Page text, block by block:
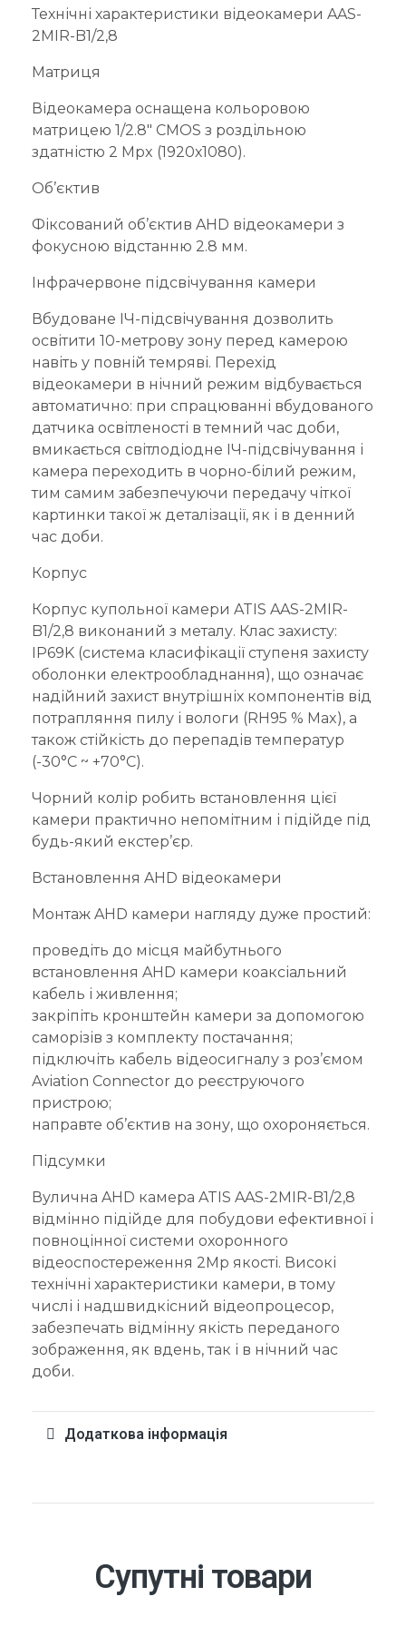
Технічні характеристики відеокамери AAS-
2MIR-B1/2,8
Матриця
Відеокамера оснащена кольоровою
матрицею 1/2.8″ CMOS з роздільною
здатністю 2 Mpx (1920х1080).
Об’єктив
Фіксований об’єктив AHD відеокамери з
фокусною відстанню 2.8 мм.
Інфрачервоне підсвічування камери
Вбудоване ІЧ-підсвічування дозволить
освітити 10-метрову зону перед камерою
навіть у повній темряві. Перехід
відеокамери в нічний режим відбувається
автоматично: при спрацюванні вбудованого
датчика освітленості в темний час доби,
вмикається світлодіодне ІЧ-підсвічування і
камера переходить в чорно-білий режим,
тим самим забезпечуючи передачу чіткої
картинки такої ж деталізації, як і в денний
час доби.
Корпус
Корпус купольної камери ATIS AAS-2MIR-
B1/2,8 виконаний з металу. Клас захисту:
IP69K (система класифікації ступеня захисту
оболонки електрообладнання), що означає
надійний захист внутрішніх компонентів від
потрапляння пилу і вологи (RH95 % Max), а
також стійкість до перепадів температур
(-30°C ~ +70°C).
Чорний колір робить встановлення цієї
камери практично непомітним і підійде під
будь-який екстер’єр.
Встановлення AHD відеокамери
Монтаж AHD камери нагляду дуже простий:
проведіть до місця майбутнього
встановлення AHD камери коаксіальний
кабель і живлення;
закріпіть кронштейн камери за допомогою
саморізів з комплекту постачання;
підключіть кабель відеосигналу з роз’ємом
Aviation Connector до реєструючого
пристрою;
направте об’єктив на зону, що охороняється.
Підсумки
Вулична AHD камера ATIS AAS-2MIR-B1/2,8
відмінно підійде для побудови ефективної і
повноцінної системи охоронного
відеоспостереження 2Mp якості. Високі
технічні характеристики камери, в тому
числі і надшвидкісний відеопроцесор,
забезпечать відмінну якість переданого
зображення, як вдень, так і в нічний час
доби.
Додаткова інформація
Супутні товари